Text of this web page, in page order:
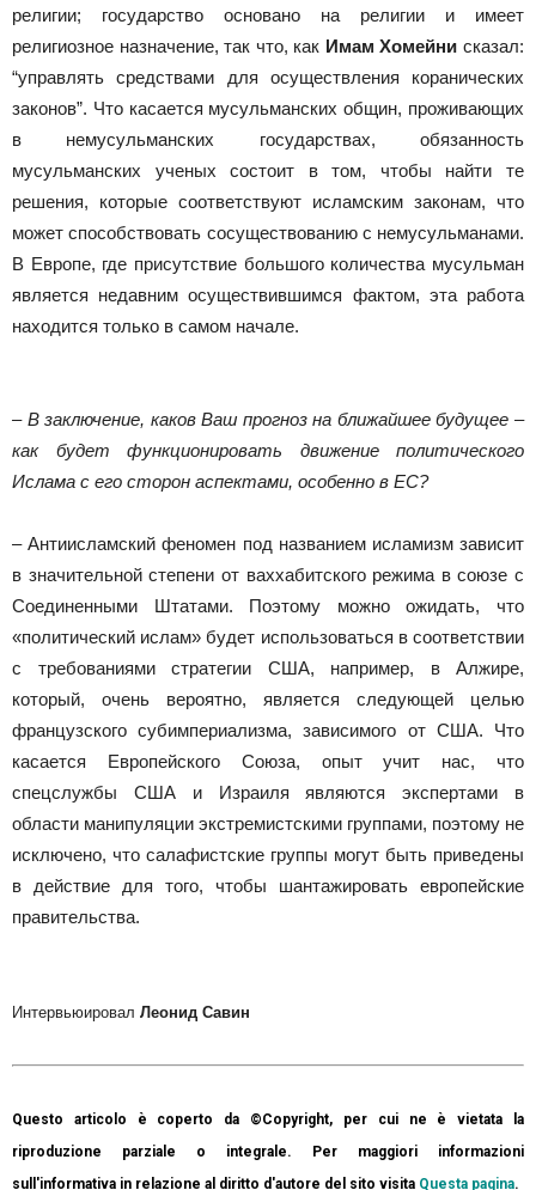
религии; государство основано на религии и имеет
религиозное назначение, так что, как Имам Хомейни сказал:
“управлять средствами для осуществления коранических
законов”. Что касается мусульманских общин, проживающих
в немусульманских государствах, обязанность
мусульманских ученых состоит в том, чтобы найти те
решения, которые соответствуют исламским законам, что
может способствовать сосуществованию с немусульманами.
В Европе, где присутствие большого количества мусульман
является недавним осуществившимся фактом, эта работа
находится только в самом начале.
– В заключение, каков Ваш прогноз на ближайшее будущее –
как будет функционировать движение политического
Ислама с его сторон аспектами, особенно в ЕС?
– Антиисламский феномен под названием исламизм зависит
в значительной степени от ваххабитского режима в союзе с
Соединенными Штатами. Поэтому можно ожидать, что
«политический ислам» будет использоваться в соответствии
с требованиями стратегии США, например, в Алжире,
который, очень вероятно, является следующей целью
французского субимпериализма, зависимого от США. Что
касается Европейского Союза, опыт учит нас, что
спецслужбы США и Израиля являются экспертами в
области манипуляции экстремистскими группами, поэтому не
исключено, что салафистские группы могут быть приведены
в действие для того, чтобы шантажировать европейские
правительства.
Интервьюировал Леонид Савин
Questo articolo è coperto da ©Copyright, per cui ne è vietata la
riproduzione parziale o integrale. Per maggiori informazioni
sull'informativa in relazione al diritto d'autore del sito visita Questa pagina.